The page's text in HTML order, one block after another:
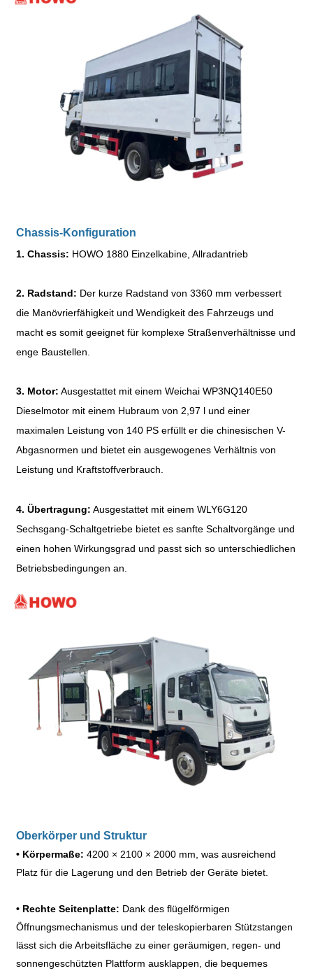
Chassis-Konfiguration
1. Chassis: HOWO 1880 Einzelkabine, Allradantrieb
2. Radstand: Der kurze Radstand von 3360 mm verbessert
die Manövrierfähigkeit und Wendigkeit des Fahrzeugs und
macht es somit geeignet für komplexe Straßenverhältnisse und
enge Baustellen.
3. Motor: Ausgestattet mit einem Weichai WP3NQ140E50
Dieselmotor mit einem Hubraum von 2,97 l und einer
maximalen Leistung von 140 PS erfüllt er die chinesischen V-
Abgasnormen und bietet ein ausgewogenes Verhältnis von
Leistung und Kraftstoffverbrauch.
4. Übertragung: Ausgestattet mit einem WLY6G120
Sechsgang-Schaltgetriebe bietet es sanfte Schaltvorgänge und
einen hohen Wirkungsgrad und passt sich so unterschiedlichen
Betriebsbedingungen an.
Oberkörper und Struktur
• Körpermaße:4200 × 2100 × 2000 mm, was ausreichend
Platz für die Lagerung und den Betrieb der Geräte bietet.
• Rechte Seitenplatte: Dank des flügelförmigen
Öffnungsmechanismus und der teleskopierbaren Stützstangen
lässt sich die Arbeitsfläche zu einer geräumigen, regen- und
sonnengeschützten Plattform ausklappen, die bequemes